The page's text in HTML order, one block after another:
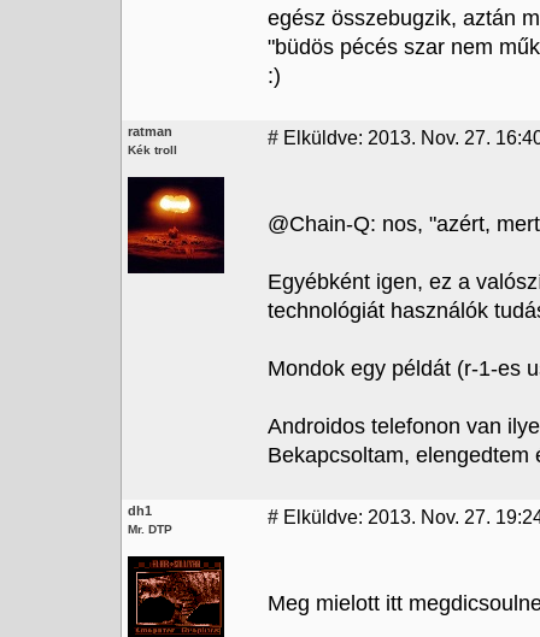
egész összebugzik, aztán
"büdös pécés szar nem
:)
ratman
Kék troll
# Elküldve: 2013. Nov. 27.
@Chain-Q: nos, "azért,
Egyébként igen, ez a
technológiát használók
Mondok egy példát (r-1-es
Androidos telefonon van
Bekapcsoltam,
dh1
Mr. DTP
# Elküldve: 2013. Nov. 27.
Meg mielott itt